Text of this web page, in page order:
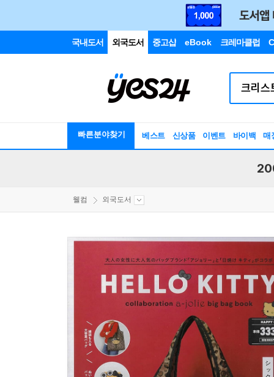
국내도서 외국도서 중고샵 eBook 크레마클럽
빠른분야찾기 베스트 신상품 이벤트 바이백 매
웰컴 외국도서